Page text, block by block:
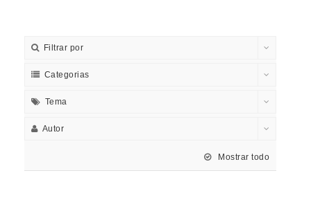
Filtrar por
Categorias
Tema
Autor
Mostrar todo